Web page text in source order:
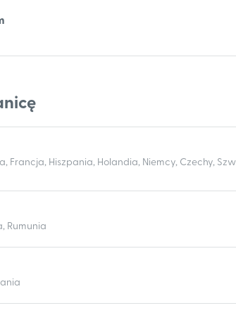
Francja, Hiszpania, Holandia, Niemcy, Czechy,
Rumunia